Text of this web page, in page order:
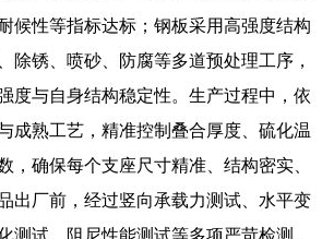
候性等指标达标；钢板采用高强度结构
除锈、喷砂、防腐等多道预处理工序，
度与自身结构稳定性。生产过程中，依
成熟工艺，精准控制叠合厚度、硫化温
，确保每个支座尺寸精准、结构密实、
出厂前，经过竖向承载力测试、水平变
测试、阻尼性能测试等多项严苛检测，